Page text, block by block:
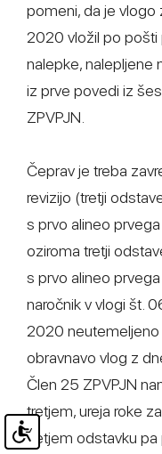
pomeni, da je vlogo
2020 vložil po pošti
nalepke, nalepljene
iz prve povedi iz
ZPVPJN.
Čeprav je treba
revizijo (tretji
s prvo alineo
oziroma tretji
s prvo alineo
naročnik v vlogi št.
2020 neutemeljeno
obravnavo vlog z
Člen 25 ZPVPJN
tretjem, ureja roke
tretjem odstavku pa